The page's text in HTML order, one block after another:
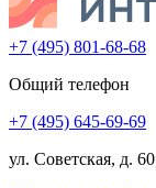
+7 (495) 801-68-68
Общий телефон
+7 (495) 645-69-69
ул. Советская, д. 60